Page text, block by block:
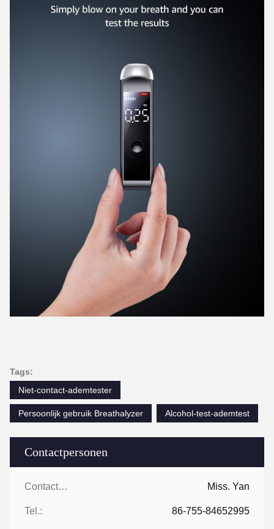
Contactpersonen
Contactpersonen: Miss. Yan
Tel.: 86-755-84652995
Tags:
Niet-contact-ademtester
Persoonlijk gebruik Breathalyzer Alcohol-test-ademtest